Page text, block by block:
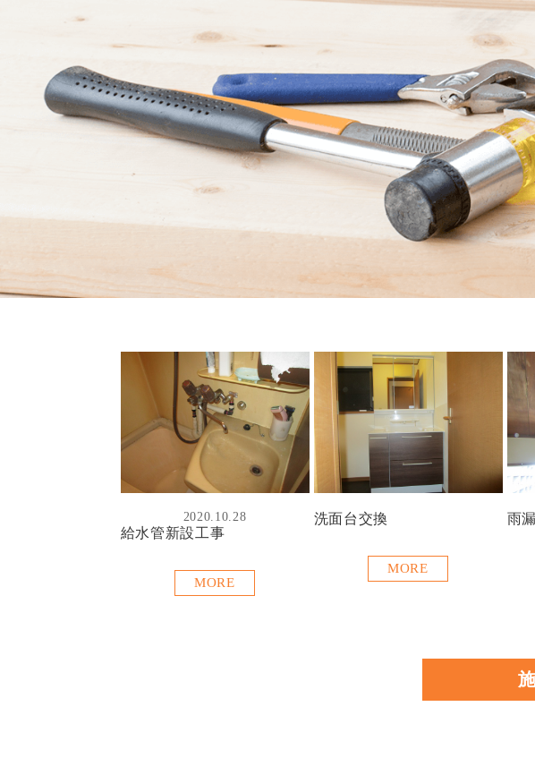
2020.10.28
給水管新設工事
MORE
洗面台交換
MORE
雨